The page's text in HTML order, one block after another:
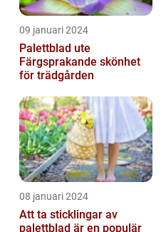
09 januari 2024
Palettblad ute
Färgsprakande skönhet
för trädgården
08 januari 2024
Att ta sticklingar av
palettblad är en populär